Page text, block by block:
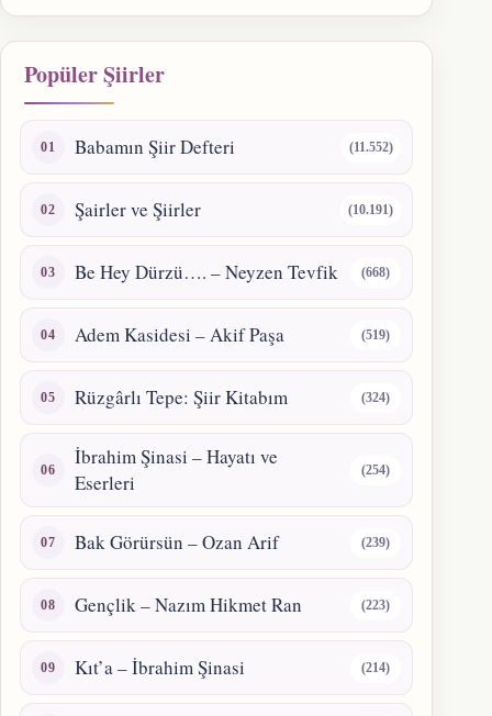
Popüler Şiirler
Babamın Şiir Defteri (11.552)
Şairler ve Şiirler (10.191)
Be Hey Dürzü…. – Neyzen Tevfik (668)
Adem Kasidesi – Akif Paşa (519)
Rüzgârlı Tepe: Şiir Kitabım (324)
İbrahim Şinasi – Hayatı ve
Eserleri
(254)
Bak Görürsün – Ozan Arif (239)
Gençlik – Nazım Hikmet Ran (223)
Kıt’a – İbrahim Şinasi (214)